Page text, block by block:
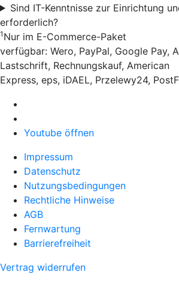
Sind IT-Kenntnisse zur Einrichtung
erforderlich?
1 Nur im E-Commerce-Paket
verfügbar: Wero, PayPal, Google Pay,
Lastschrift, Rechnungskauf, American
Express, eps, iDAEL, Przelewy24,
Youtube öffnen
Impressum
Datenschutz
Nutzungsbedingungen
Rechtliche Hinweise
AGB
Fernwartung
Barrierefreiheit
Vertrag widerrufen